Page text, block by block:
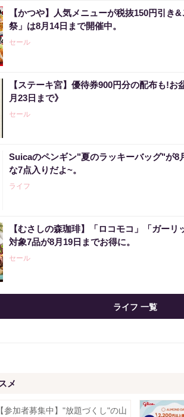
【かつや】人気メニューが税抜150円引き
祭」は8月14日まで開催中。
セール
【ステーキ宮】優待券900円分の配布も!
月23日まで》
セール
Suicaのペンギン"夏のラッキーバッグ"が8
な7点入りだよ~。
ライフ
【むさしの森珈琲】「ロコモコ」「ガー
対象7品が8月19日までお得に。
セール
ライフ 一覧
メ
【参加者募集中】"放題づくし"の山